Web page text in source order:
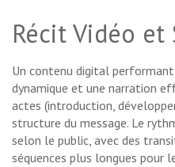
Récit Vidéo
Un contenu digital
dynamique et une narration
actes (introduction,
structure du message. Le
selon le public, avec des
séquences plus longues pour